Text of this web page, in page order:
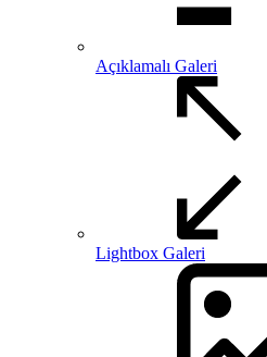
Açıklamalı Galeri
Lightbox Galeri